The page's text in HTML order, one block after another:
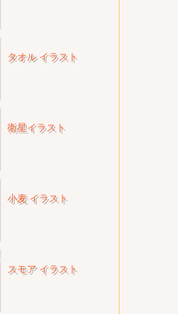
タオル イラスト
衛星イラスト
小麦 イラスト
スモア イラスト